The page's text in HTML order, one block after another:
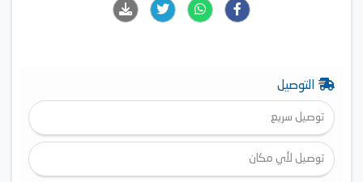
التوصيل
توصيل سريع
توصيل لأي مكان